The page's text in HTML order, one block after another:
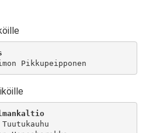
Pikkupeipponen